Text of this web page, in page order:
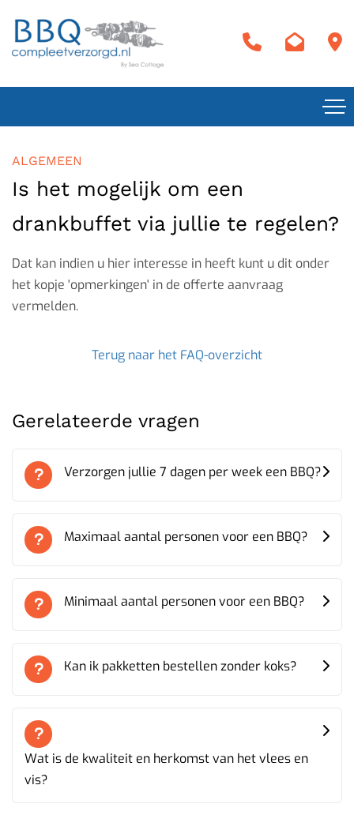
ALGEMEEN
Is het mogelijk om een
drankbuffet via jullie te regelen?
Dat kan indien u hier interesse in heeft kunt u dit onder
het kopje 'opmerkingen' in de offerte aanvraag
vermelden.
Terug naar het FAQ-overzicht
Gerelateerde vragen
Verzorgen jullie 7 dagen per week een BBQ?
Maximaal aantal personen voor een BBQ?
Minimaal aantal personen voor een BBQ?
Kan ik pakketten bestellen zonder koks?
Wat is de kwaliteit en herkomst van het vlees en
vis?